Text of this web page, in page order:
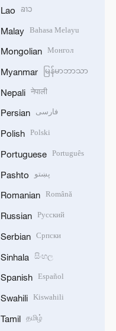
Lao ລາວ
Malay Bahasa Melayu
Mongolian Монгол
Myanmar မြန်မာဘာသာ
Nepali नेपाली
Persian فارسی
Polish Polski
Portuguese Português
Pashto پښتو
Romanian Română
Russian Русский
Serbian Српски
Sinhala සිංහල
Spanish Español
Swahili Kiswahili
Tamil தமிழ்